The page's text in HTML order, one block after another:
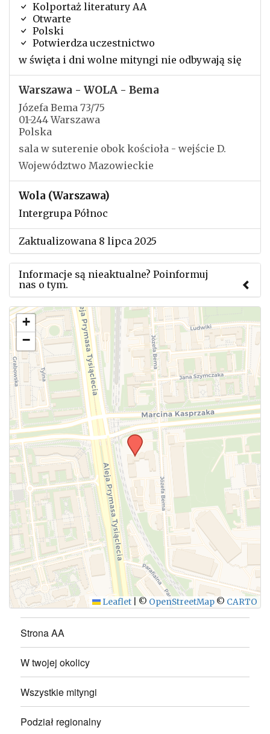
Kolportaż literatury AA
Otwarte
Polski
Potwierdza uczestnictwo
w święta i dni wolne mityngi nie odbywają się
Warszawa - WOLA - Bema
Józefa Bema 73/75
01-244 Warszawa
Polska
sala w suterenie obok kościoła - wejście D.
Województwo Mazowieckie
Wola (Warszawa)
Intergrupa Północ
Zaktualizowana 8 lipca 2025
Informacje są nieaktualne? Poinformuj
nas o tym.
Użyj tego formularza aby przesłać informację o
zmianach w powyższym mityngu.
WYŚLIJ
+
−
Leaflet © OpenStreetMap © CARTO
Strona AA
W twojej okolicy
Wszystkie mityngi
Podział regionalny